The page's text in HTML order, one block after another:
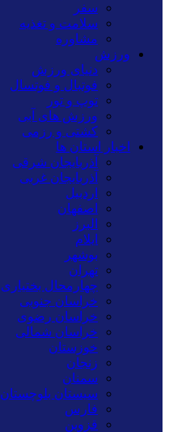
سفر
سلامت و تغذیه
مشاوره
ورزش
دنیای ورزش
فوتبال و فوتسال
توپ و تور
ورزش های آبی
کشتی و رزمی
اخبار استان ها
آذربایجان شرقی
آذربایجان غربی
اردبیل
اصفهان
البرز
ایلام
بوشهر
تهران
چهارمحال بختیاری
خراسان جنوبی
خراسان رضوی
خراسان شمالی
خوزستان
زنجان
سمنان
سیستان بلوچستان
فارس
قزوین